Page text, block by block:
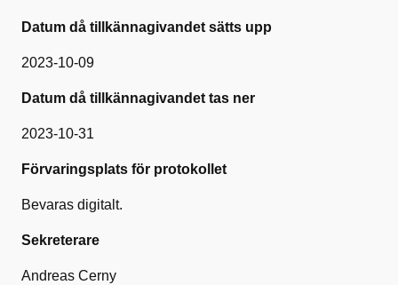
Datum då tillkännagivandet sätts upp
2023-10-09
Datum då tillkännagivandet tas ner
2023-10-31
Förvaringsplats för protokollet
Bevaras digitalt.
Sekreterare
Andreas Cerny